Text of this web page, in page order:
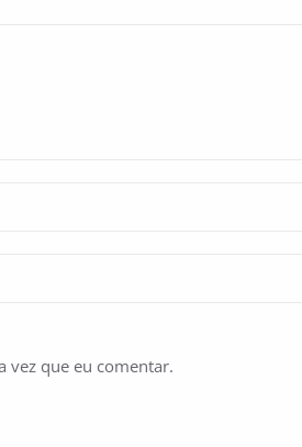
vez que eu comentar.